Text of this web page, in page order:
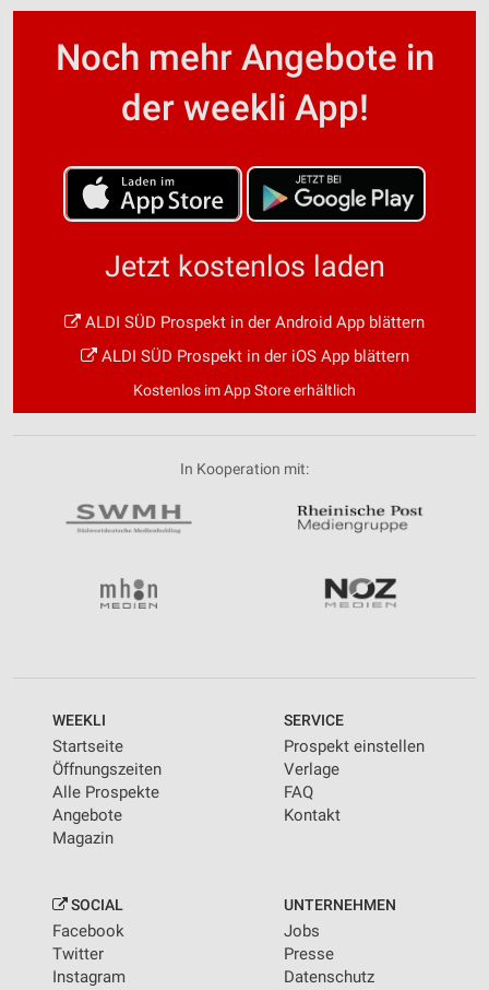
Noch mehr Angebote in
der weekli App!
Jetzt kostenlos laden
ALDI SÜD Prospekt in der Android App blättern
ALDI SÜD Prospekt in der iOS App blättern
Kostenlos im App Store erhältlich
In Kooperation mit:
WEEKLI
Startseite
Öffnungszeiten
Alle Prospekte
Angebote
Magazin
SERVICE
Prospekt einstellen
Verlage
FAQ
Kontakt
SOCIAL
Facebook
Twitter
Instagram
UNTERNEHMEN
Jobs
Presse
Datenschutz